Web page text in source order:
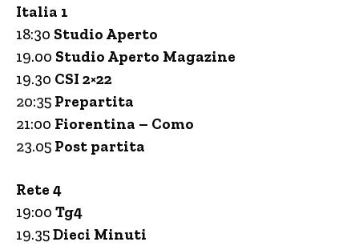
Italia 1
18:30 Studio Aperto
19.00 Studio Aperto Magazine
19.30 CSI 2×22
20:35 Prepartita
21:00 Fiorentina – Como
23.05 Post partita
Rete 4
19:00 Tg4
19.35Dieci Minuti